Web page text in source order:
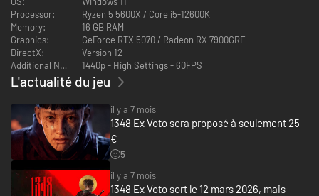
Vivez des combats à l’épée palpitants dans des affrontements
cinématiques, inspiré des Arts Martiaux Historiques Européens, et animés
grâce à des acteurs spécialisés en capture de performance.
Utilisez les connaissances martiales d’Aeta pour surprendre et vaincre
vos ennemis en choisissant stratégiquement entre deux postures de
combat : à une ou deux mains. Trouvez des livres de compétences tout au
long de votre aventure pour débloquer de nouveaux combos et
personnaliser le maniement de l’épée d’Aeta avec différentes pièces
d’armes.
Processor:
Ryzen 5 5600X / Core i5-12600K
Memory:
16 GB RAM
Graphics:
GeForce RTX 5070 / Radeon RX 7900GRE
DirectX:
Version 12
Additional Notes:
1440p - High Settings - 60FPS
L'actualité du jeu
il y a 7 mois
1348 Ex Voto sera proposé à seulement 25
€
5
il y a 7 mois
1348 Ex Voto sort le 12 mars 2026, mais